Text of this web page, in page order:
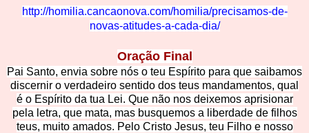
http://homilia.cancaonova.com/homilia/precisamos-de-
novas-atitudes-a-cada-dia/
Oração Final
Pai Santo, envia sobre nós o teu Espírito para que saibamos
discernir o verdadeiro sentido dos teus mandamentos, qual
é o Espírito da tua Lei. Que não nos deixemos aprisionar
pela letra, que mata, mas busquemos a liberdade de filhos
teus, muito amados. Pelo Cristo Jesus, teu Filho e nosso